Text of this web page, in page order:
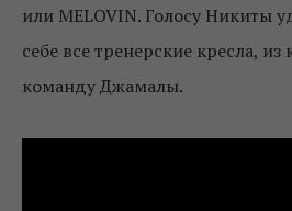
или MELOVIN. Голосу Никиты
себе все тренерские кресла,
команду Джамалы.